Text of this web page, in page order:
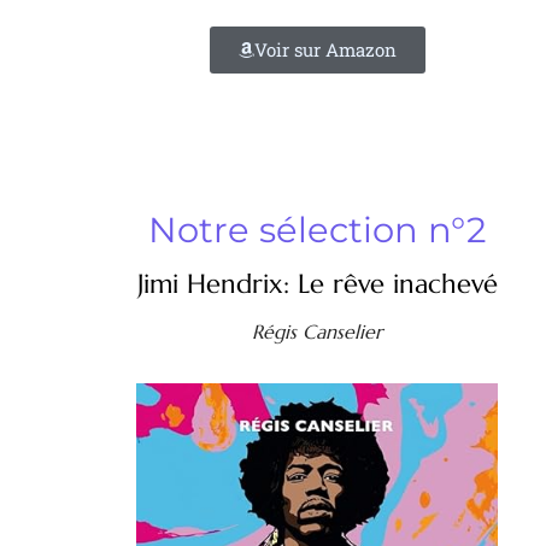
Voir sur Amazon
Notre sélection n°2
Jimi Hendrix: Le rêve inachevé
Régis Canselier